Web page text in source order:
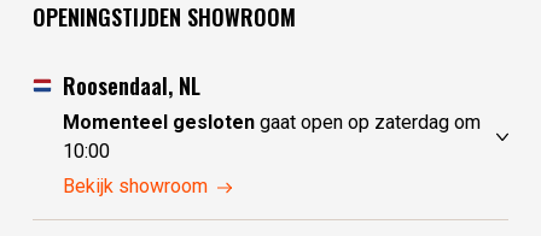
OPENINGSTIJDEN SHOWROOM
Roosendaal, NL
Momenteel geslotengaat open op zaterdag om
10:00
vrijdag
zaterdag
10:00 - 17:30
Bekijk showroom